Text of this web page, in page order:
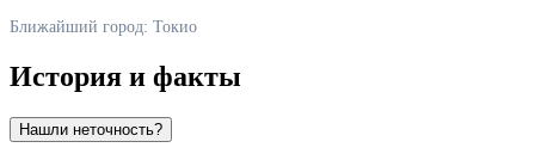
Ближайший город: Токио
История и факты
Нашли неточность?